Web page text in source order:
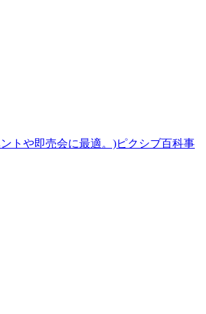
トや即売会に最適。)ピクシブ百科事